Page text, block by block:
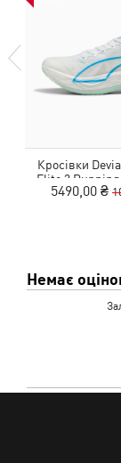
Кросівки
Elite 3 Running
5490,00 ₴
Немає